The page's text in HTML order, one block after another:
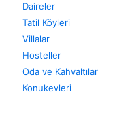
Daireler
Tatil Köyleri
Villalar
Hosteller
Oda ve Kahvaltılar
Konukevleri